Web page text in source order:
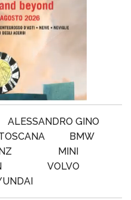
ALESSANDRO GINO
BMW
MINI
VOLVO